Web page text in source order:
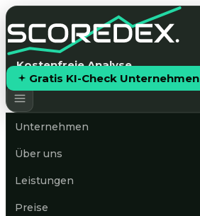
Kostenfreie Analyse
Gratis KI-Check Unternehmen
Unternehmen
Über uns
Leistungen
Preise